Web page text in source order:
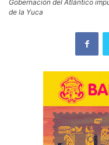
Gobernación del Atlántico
de la Yuca